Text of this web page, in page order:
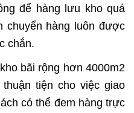
để hàng lưu kho quá
chuyển hàng luôn được
chắn.
bãi rộng hơn 4000m2
tiện cho việc giao
có thể đem hàng trực